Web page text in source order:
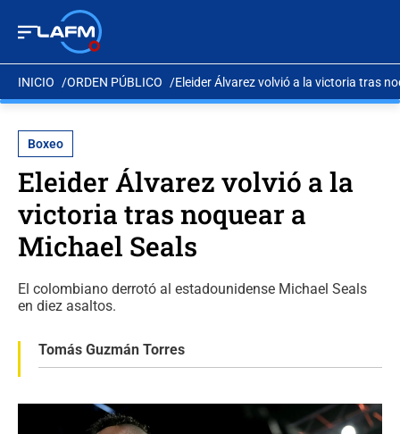
INICIO ORDEN PÚBLICO Eleider Álvarez volvió a la victoria tras
Boxeo
Eleider Álvarez volvió a la
victoria tras noquear a
Michael Seals
El colombiano derrotó al estadounidense Michael Seals
en diez asaltos.
Tomás Guzmán Torres